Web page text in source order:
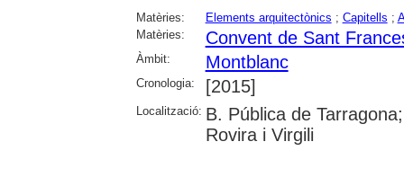
Matèries: Elements arquitectònics ; Capitells ;
Matèries:
Convent de Sant
Àmbit: Montblanc
Cronologia: [2015]
Localització: B. Pública de
Rovira i Virgili